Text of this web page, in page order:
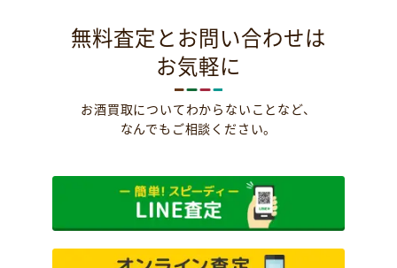
無料査定とお問い合わせは
お気軽に
お酒買取についてわからないことなど、
なんでもご相談ください。